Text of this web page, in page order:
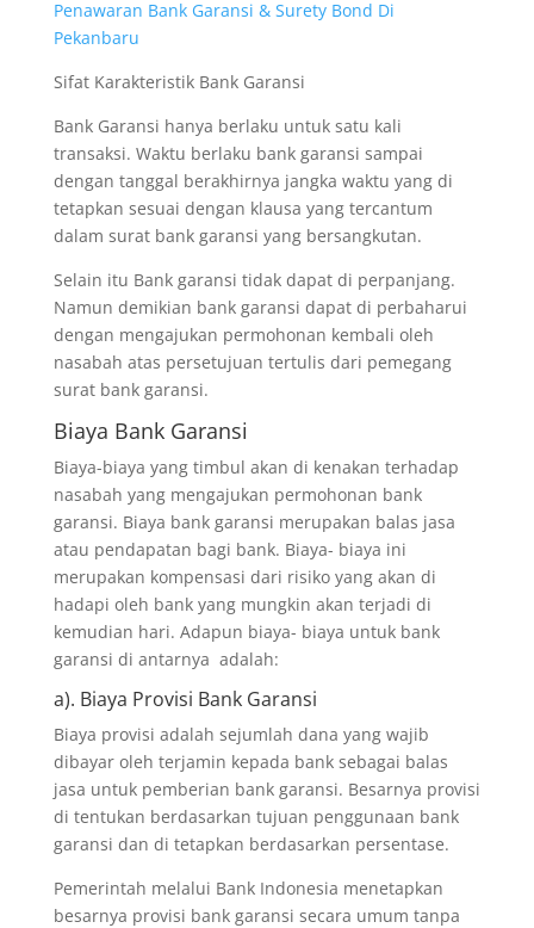
Penawaran Bank Garansi & Surety Bond Di
Pekanbaru
Sifat Karakteristik Bank Garansi
Bank Garansi hanya berlaku untuk satu kali
transaksi. Waktu berlaku bank garansi sampai
dengan tanggal berakhirnya jangka waktu yang di
tetapkan sesuai dengan klausa yang tercantum
dalam surat bank garansi yang bersangkutan.
Selain itu Bank garansi tidak dapat di perpanjang.
Namun demikian bank garansi dapat di perbaharui
dengan mengajukan permohonan kembali oleh
nasabah atas persetujuan tertulis dari pemegang
surat bank garansi.
Biaya Bank Garansi
Biaya-biaya yang timbul akan di kenakan terhadap
nasabah yang mengajukan permohonan bank
garansi. Biaya bank garansi merupakan balas jasa
atau pendapatan bagi bank. Biaya- biaya ini
merupakan kompensasi dari risiko yang akan di
hadapi oleh bank yang mungkin akan terjadi di
kemudian hari. Adapun biaya- biaya untuk bank
garansi di antarnya adalah:
a). Biaya Provisi Bank Garansi
Biaya provisi adalah sejumlah dana yang wajib
dibayar oleh terjamin kepada bank sebagai balas
jasa untuk pemberian bank garansi. Besarnya provisi
di tentukan berdasarkan tujuan penggunaan bank
garansi dan di tetapkan berdasarkan persentase.
Pemerintah melalui Bank Indonesia menetapkan
besarnya provisi bank garansi secara umum tanpa